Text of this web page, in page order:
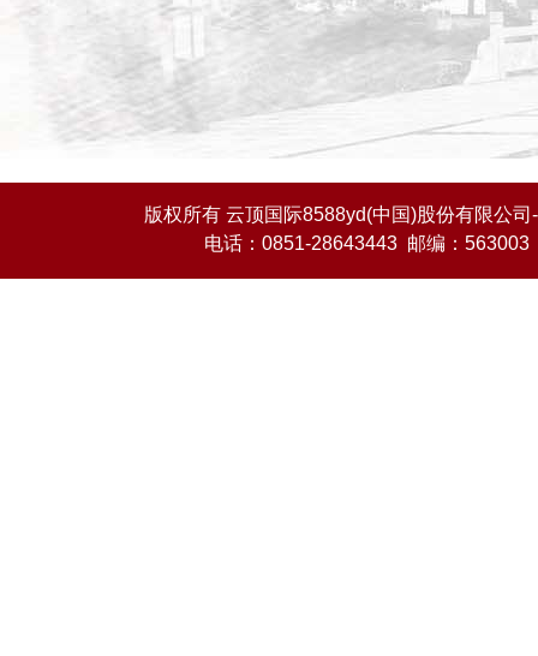
版权所有 云顶国际8588yd(中国)股份有限公
电话：0851-28643443 邮编：